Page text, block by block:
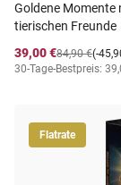
Goldene Momente
tierischen Freunde
39,00 €
(-
84,90 €
30-Tage-Bestpreis:
Flatrate